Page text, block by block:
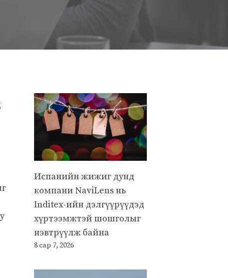
Испанийн жижиг дунд
компани NaviLens нь
Inditex-ийн дэлгүүрүүдэд
хүртээмжтэй шошголыг
нэвтрүүлж байна
8 сар 7, 2026